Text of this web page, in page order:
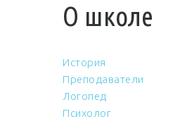
О школе
История
Преподаватели
Логопед
Психолог